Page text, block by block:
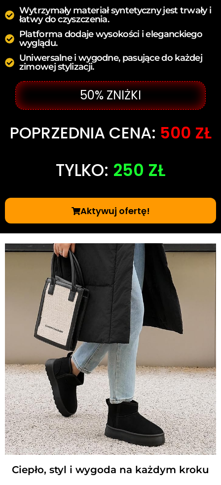
Wytrzymały materiał syntetyczny jest trwały i
łatwy do czyszczenia.
Platforma dodaje wysokości i eleganckiego
wyglądu.
Uniwersalne i wygodne, pasujące do każdej
zimowej stylizacji.
50% ZNIŻKI
POPRZEDNIA CENA: 500 ZŁ
TYLKO: 250 ZŁ
Aktywuj ofertę!
Ciepło, styl i wygoda na każdym kroku